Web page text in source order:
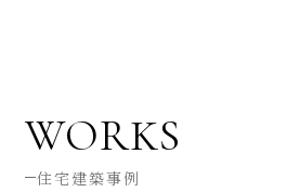
WORKS
住宅建築事例